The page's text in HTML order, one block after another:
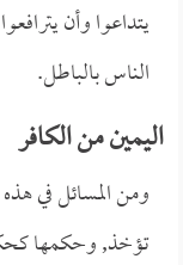
يتداعوا وأن
الناس بالباطل.
اليمين من الكافر
ومن المسائل في
تؤخذ, وحكمها